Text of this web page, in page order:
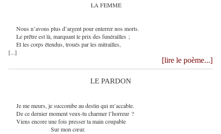
LA FEMME
Nous n’avons plus d’argent pour enterrer nos morts.
Le prêtre est là, marquant le prix des funérailles ;
Et les corps étendus, troués par les mitrailles,
[...]
[lire le poème...]
LE PARDON
Je me meurs, je succombe au destin qui m’accable.
De ce dernier moment veux-tu charmer l’horreur ?
Viens encore une fois presser ta main coupable
Sur mon cœur.